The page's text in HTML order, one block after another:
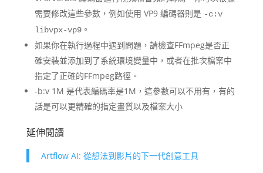
需要修改這些參數，例如使用 VP9 編碼器則是 -c:v
libvpx-vp9。
如果你在執行過程中遇到問題，請檢查FFmpeg是否正
確安裝並添加到了系統環境變量中，或者在批次檔案中
指定了正確的FFmpeg路徑。
-b:v 1M 是代表編碼率是1M，這參數可以不用有，有的
話是可以更精確的指定畫質以及檔案大小
延伸閱讀
Artflow AI: 從想法到影片的下一代創意工具